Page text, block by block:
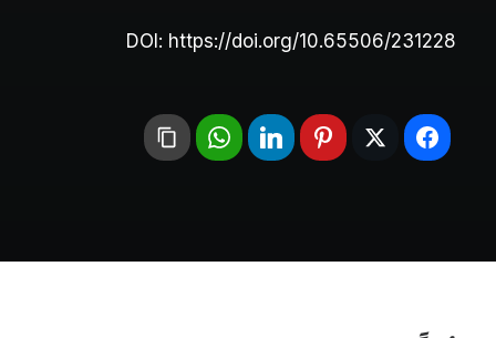
DOI: https://doi.org/10.65506/231228